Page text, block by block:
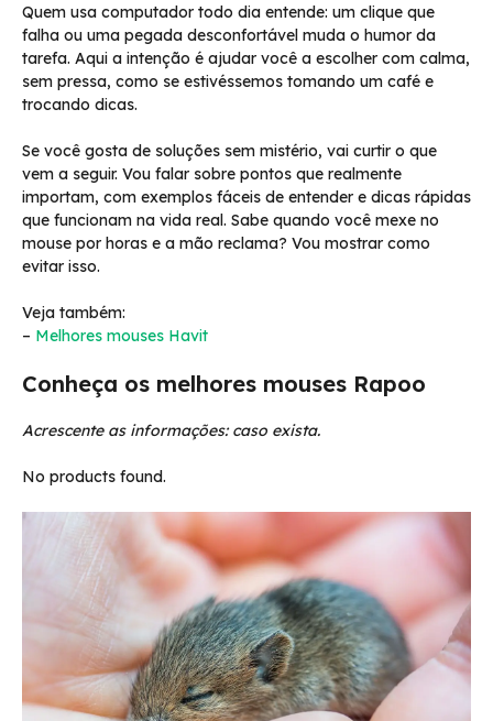
Quem usa computador todo dia entende: um clique que
falha ou uma pegada desconfortável muda o humor da
tarefa. Aqui a intenção é ajudar você a escolher com calma,
sem pressa, como se estivéssemos tomando um café e
trocando dicas.
Se você gosta de soluções sem mistério, vai curtir o que
vem a seguir. Vou falar sobre pontos que realmente
importam, com exemplos fáceis de entender e dicas rápidas
que funcionam na vida real. Sabe quando você mexe no
mouse por horas e a mão reclama? Vou mostrar como
evitar isso.
Veja também:
– Melhores mouses Havit
Conheça os melhores mouses Rapoo
Acrescente as informações: caso exista.
No products found.